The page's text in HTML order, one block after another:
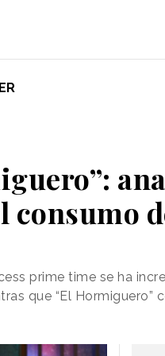
consumo
prime time se ha
que “El Hormiguero”